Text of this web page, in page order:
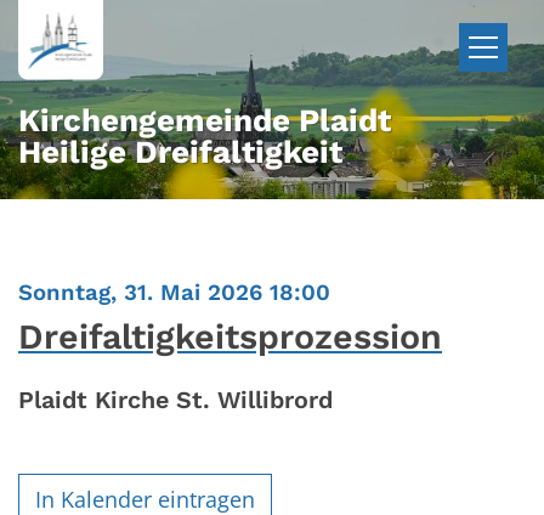
Zum Inhalt springen
Kirchengemeinde Plaidt
Heilige Dreifaltigkeit
Sonntag, 31. Mai 2026 18:00
Dreifaltigkeitsprozession
Plaidt Kirche St. Willibrord
In Kalender eintragen